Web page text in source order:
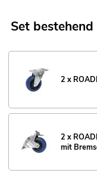
Set bestehend
2 x
2 x
mit